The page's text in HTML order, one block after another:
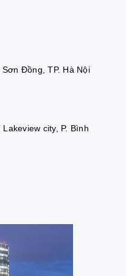
Đồng, TP. Hà Nội
city, P. Bình